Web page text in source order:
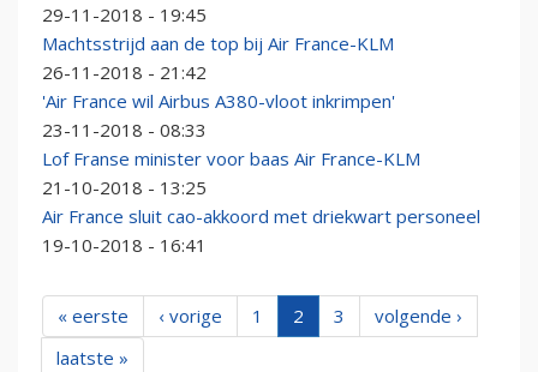
29-11-2018 - 19:45
Machtsstrijd aan de top bij Air France-KLM
26-11-2018 - 21:42
'Air France wil Airbus A380-vloot inkrimpen'
23-11-2018 - 08:33
Lof Franse minister voor baas Air France-KLM
21-10-2018 - 13:25
Air France sluit cao-akkoord met driekwart personeel
19-10-2018 - 16:41
« eerste ‹ vorige 1 2 3
volgende ›
laatste »